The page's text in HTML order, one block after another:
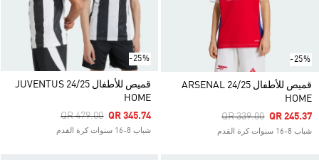
-25%
قميص للأطفال ARSENAL 24/25
HOME
Price Reduced From
QR 339.00ToQR 245.37
شباب 8-16 سنوات كرة القدم
-25%
قميص للأطفال JUVENTUS 24/25
HOME
Price Reduced From
QR 479.00ToQR 345.74
شباب 8-16 سنوات كرة القدم